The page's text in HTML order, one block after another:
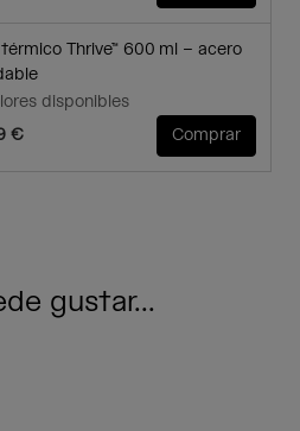
Thrive™ 600 ml – acero
disponibles
€
Comprar
gustar...